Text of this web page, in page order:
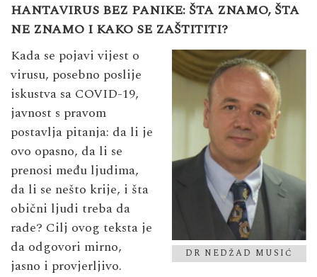
HANTAVIRUS BEZ PANIKE: ŠTA ZNAMO, ŠTA
NE ZNAMO I KAKO SE ZAŠTITITI?
DR NEDŽAD MUSIĆ
Kada se pojavi vijest o
virusu, posebno poslije
iskustva sa COVID-19,
javnost s pravom
postavlja pitanja: da li je
ovo opasno, da li se
prenosi među ljudima,
da li se nešto krije, i šta
obični ljudi treba da
rade? Cilj ovog teksta je
da odgovori mirno,
jasno i provjerljivo.